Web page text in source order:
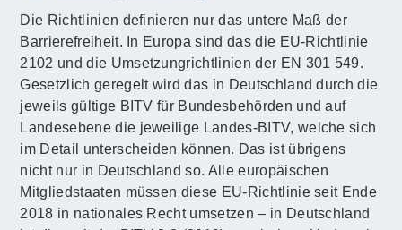
Die Richtlinien definieren nur das untere Maß der
Barrierefreiheit. In Europa sind das die EU-Richtlinie
2102 und die Umsetzungrichtlinien der EN 301 549.
Gesetzlich geregelt wird das in Deutschland durch die
jeweils gültige BITV für Bundesbehörden und auf
Landesebene die jeweilige Landes-BITV, welche sich
im Detail unterscheiden können. Das ist übrigens
nicht nur in Deutschland so. Alle europäischen
Mitgliedstaaten müssen diese EU-Richtlinie seit Ende
2018 in nationales Recht umsetzen – in Deutschland